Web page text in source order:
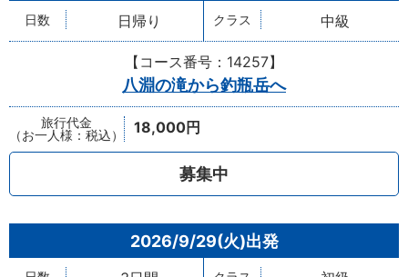
日帰り 中級
【コース番号：14257】
八淵の滝から釣瓶岳へ
18,000円
募集中
2026/9/29(火)